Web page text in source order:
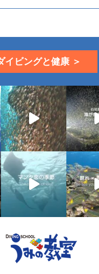
イビングと健康 ＞